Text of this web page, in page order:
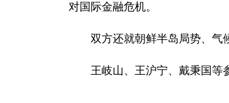
对国际金融危机。
双方还就朝鲜半岛局势、气候
王岐山、王沪宁、戴秉国等参